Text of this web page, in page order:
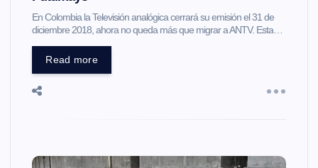
En Colombia la Televisión analógica cerrará su emisión el 31 de
diciembre 2018, ahora no queda más que migrar a ANTV. Esta…
Read more